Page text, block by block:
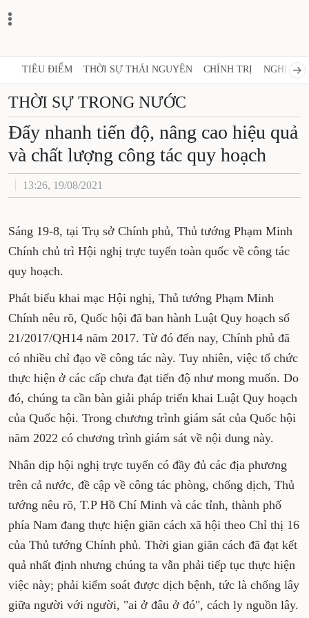
TIÊU ĐIỂM THỜI SỰ THÁI NGUYÊN CHÍNH TRỊ NGHỊ
THỜI SỰ TRONG NƯỚC
Đẩy nhanh tiến độ, nâng cao hiệu quả
và chất lượng công tác quy hoạch
13:26, 19/08/2021
Sáng 19-8, tại Trụ sở Chính phủ, Thủ tướng Phạm Minh
Chính chủ trì Hội nghị trực tuyến toàn quốc về công tác
quy hoạch.
Phát biểu khai mạc Hội nghị, Thủ tướng Phạm Minh
Chính nêu rõ, Quốc hội đã ban hành Luật Quy hoạch số
21/2017/QH14 năm 2017. Từ đó đến nay, Chính phủ đã
có nhiều chỉ đạo về công tác này. Tuy nhiên, việc tổ chức
thực hiện ở các cấp chưa đạt tiến độ như mong muốn. Do
đó, chúng ta cần bàn giải pháp triển khai Luật Quy hoạch
của Quốc hội. Trong chương trình giám sát của Quốc hội
năm 2022 có chương trình giám sát về nội dung này.
Nhân dịp hội nghị trực tuyến có đầy đủ các địa phương
trên cả nước, đề cập về công tác phòng, chống dịch, Thủ
tướng nêu rõ, T.P Hồ Chí Minh và các tỉnh, thành phố
phía Nam đang thực hiện giãn cách xã hội theo Chỉ thị 16
của Thủ tướng Chính phủ. Thời gian giãn cách đã đạt kết
quả nhất định nhưng chúng ta vẫn phải tiếp tục thực hiện
việc này; phải kiểm soát được dịch bệnh, tức là chống lây
giữa người với người, "ai ở đâu ở đó", cách ly nguồn lây.